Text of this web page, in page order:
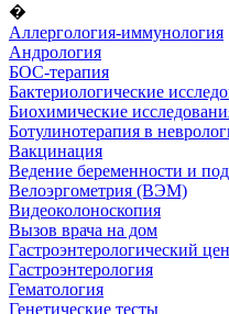
�
Аллергология-иммунология
Андрология
БОС-терапия
Бактериологические
Биохимические
Ботулинотерапия в
Вакцинация
Ведение беременности и
Велоэргометрия (ВЭМ)
Видеоколоноскопия
Вызов врача на дом
Гастроэнтерологический
Гастроэнтерология
Гематология
Генетические тесты